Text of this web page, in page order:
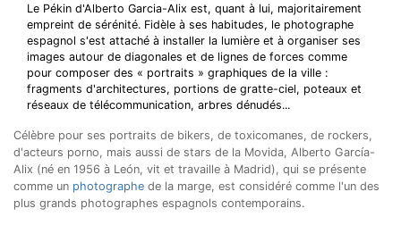
Le Pékin d'Alberto Garcia-Alix est, quant à lui, majoritairement
empreint de sérénité. Fidèle à ses habitudes, le photographe
espagnol s'est attaché à installer la lumière et à organiser ses
images autour de diagonales et de lignes de forces comme
pour composer des « portraits » graphiques de la ville :
fragments d'architectures, portions de gratte-ciel, poteaux et
réseaux de télécommunication, arbres dénudés...
Célèbre pour ses portraits de bikers, de toxicomanes, de rockers,
d'acteurs porno, mais aussi de stars de la Movida, Alberto García-
Alix (né en 1956 à León, vit et travaille à Madrid), qui se présente
comme un photographe de la marge, est considéré comme l'un des
plus grands photographes espagnols contemporains.